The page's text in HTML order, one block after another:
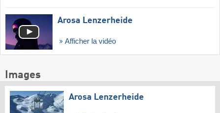
Arosa Lenzerheide
Afficher la vidéo
Images
Arosa Lenzerheide